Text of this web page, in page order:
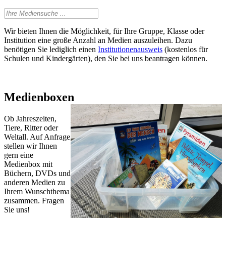
Wir bieten Ihnen die Möglichkeit, für Ihre Gruppe, Klasse oder
Institution eine große Anzahl an Medien auszuleihen. Dazu
benötigen Sie lediglich einen Institutionenausweis (kostenlos für
Schulen und Kindergärten), den Sie bei uns beantragen können.
Medienboxen
Ob Jahreszeiten,
Tiere, Ritter oder
Weltall. Auf Anfrage
stellen wir Ihnen
gern eine
Medienbox mit
Büchern, DVDs und
anderen Medien zu
Ihrem Wunschthema
zusammen. Fragen
Sie uns!